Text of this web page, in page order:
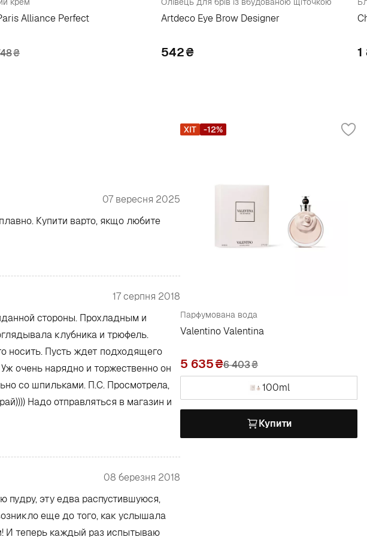
Alliance Perfect
₴
Artdeco Eye Brow Designer
542₴
07 вересня 2025
Купити варто, якщо любите
17 серпня 2018
стороны. Прохладным и
клубника и трюфель.
носить. Пусть ждет подходящего
очень нарядно и торжественно он
со шпильками. П.С. Просмотрела,
Надо отправляться в магазин и
08 березня 2018
пудру, эту едва распустившуюся,
еще до того, как услышала
И теперь каждый раз испытываю
Парфумована вода
Valentino Valentina
5 635 6 403₴
100ml
Купити
ХІТ -12%